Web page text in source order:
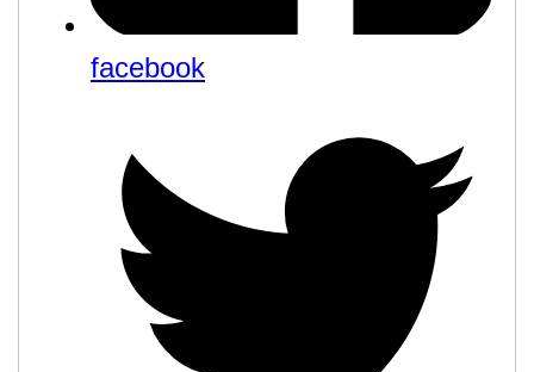
facebook